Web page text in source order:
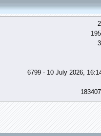
6799 - 10 July 2026,